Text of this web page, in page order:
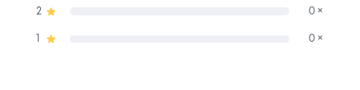
2 0 ×
0 ×